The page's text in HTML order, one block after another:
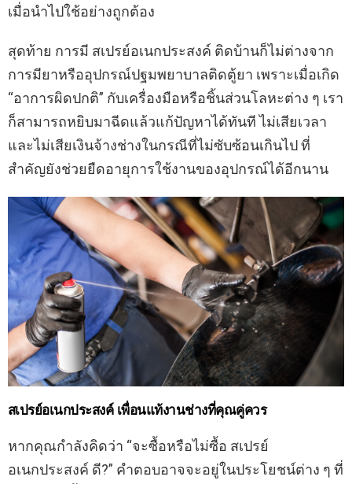
เมื่อนำไปใช้อย่างถูกต้อง
สุดท้าย การมี สเปรย์อเนกประสงค์ ติดบ้านก็ไม่ต่างจาก
การมียาหรืออุปกรณ์ปฐมพยาบาลติดตู้ยา เพราะเมื่อเกิด
“อาการผิดปกติ” กับเครื่องมือหรือชิ้นส่วนโลหะต่าง ๆ เรา
ก็สามารถหยิบมาฉีดแล้วแก้ปัญหาได้ทันที ไม่เสียเวลา
และไม่เสียเงินจ้างช่างในกรณีที่ไม่ซับซ้อนเกินไป ที่
สำคัญยังช่วยยืดอายุการใช้งานของอุปกรณ์ได้อีกนาน
สเปรย์อเนกประสงค์ เพื่อนแท้งานช่างที่คุณคู่ควร
หากคุณกำลังคิดว่า “จะซื้อหรือไม่ซื้อ สเปรย์
อเนกประสงค์ ดี?” คำตอบอาจจะอยู่ในประโยชน์ต่าง ๆ ที่